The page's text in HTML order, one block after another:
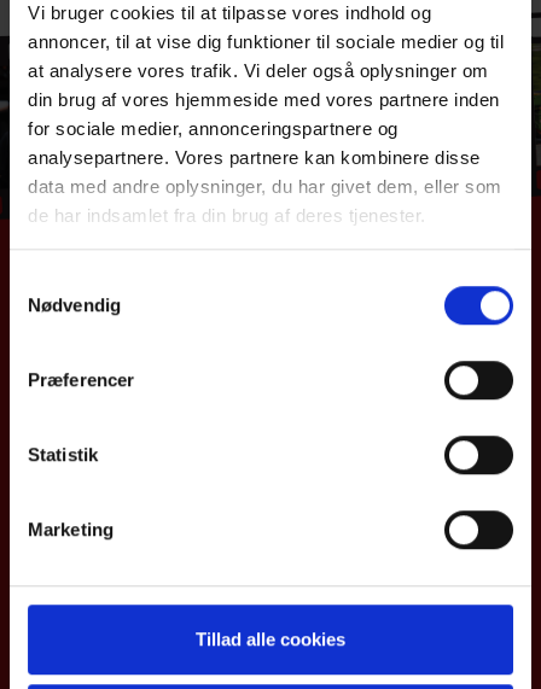
Vi bruger cookies til at tilpasse vores indhold og
annoncer, til at vise dig funktioner til sociale medier og til
at analysere vores trafik. Vi deler også oplysninger om
din brug af vores hjemmeside med vores partnere inden
for sociale medier, annonceringspartnere og
analysepartnere. Vores partnere kan kombinere disse
data med andre oplysninger, du har givet dem, eller som
de har indsamlet fra din brug af deres tjenester.
Nødvendig
Præferencer
Statistik
Marketing
Tillad alle cookies
Følg os på Facebook